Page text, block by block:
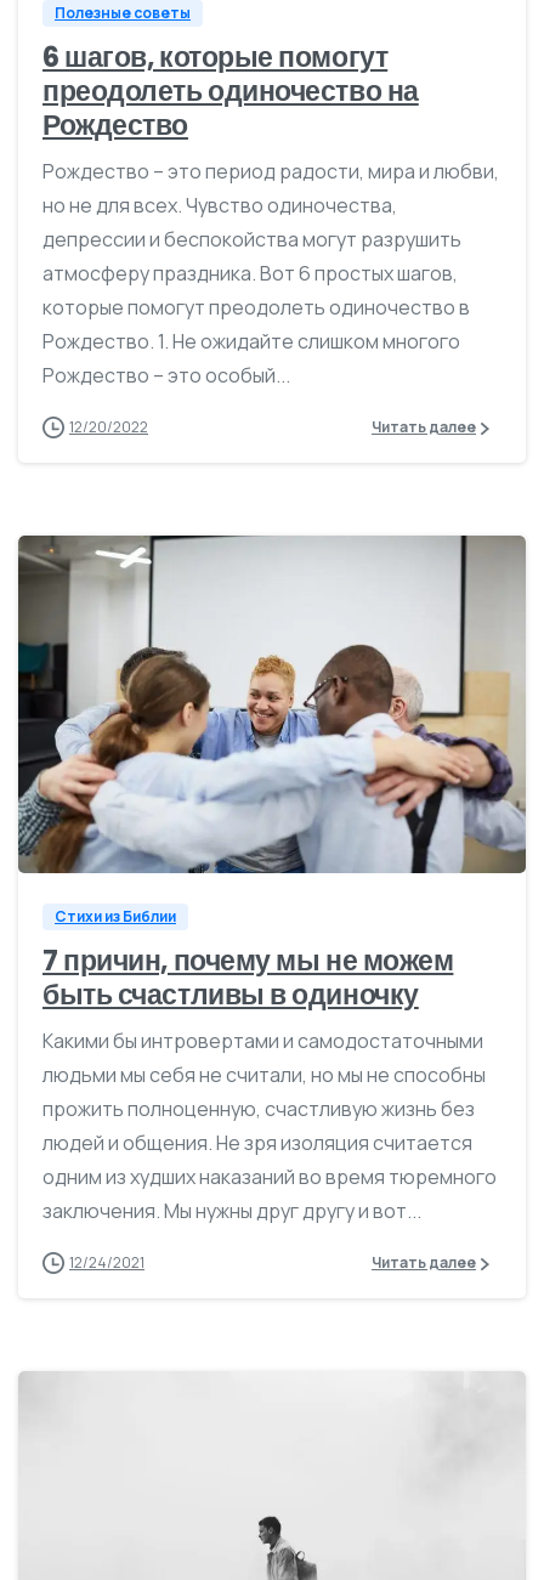
Полезные советы
6 шагов, которые помогут
преодолеть одиночество на
Рождество
Рождество – это период радости, мира и любви,
но не для всех. Чувство одиночества,
депрессии и беспокойства могут разрушить
атмосферу праздника. Вот 6 простых шагов,
которые помогут преодолеть одиночество в
Рождество. 1. Не ожидайте слишком многого
Рождество – это особый...
12/20/2022 Читать далее
1
Стихи из Библии
7 причин, почему мы не можем
быть счастливы в одиночку
Какими бы интровертами и самодостаточными
людьми мы себя не считали, но мы не способны
прожить полноценную, счастливую жизнь без
людей и общения. Не зря изоляция считается
одним из худших наказаний во время тюремного
заключения. Мы нужны друг другу и вот...
12/24/2021 Читать далее